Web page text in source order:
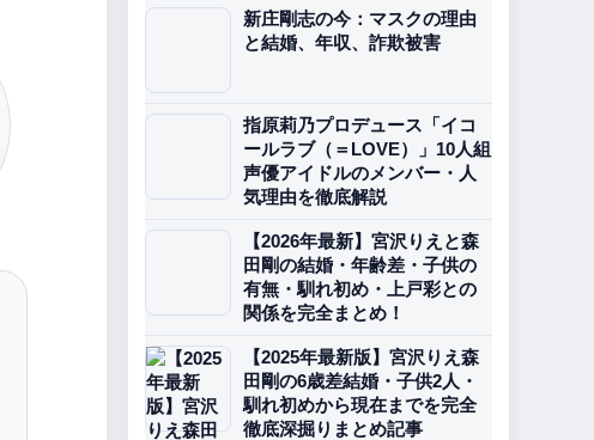
新庄剛志の今：マスクの理由
と結婚、年収、詐欺被害
指原莉乃プロデュース「イコ
ールラブ（＝LOVE）」10人組
声優アイドルのメンバー・人
気理由を徹底解説
【2026年最新】宮沢りえと森
田剛の結婚・年齢差・子供の
有無・馴れ初め・上戸彩との
関係を完全まとめ！
【2025年最新版】宮沢りえ森
田剛の6歳差結婚・子供2人・
馴れ初めから現在までを完全
徹底深掘りまとめ記事